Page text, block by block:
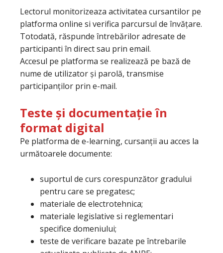
Lectorul monitorizeaza activitatea cursantilor pe
platforma online si verifica parcursul de învățare.
Totodată, răspunde întrebărilor adresate de
participanti în direct sau prin email.
Accesul pe platforma se realizează pe bază de
nume de utilizator și parolă, transmise
participanților prin e-mail.
Teste și documentație în
format digital
Pe platforma de e-learning, cursanții au acces la
următoarele documente:
suportul de curs corespunzător gradului
pentru care se pregatesc;
materiale de electrotehnica;
materiale legislative si reglementari
specifice domeniului;
teste de verificare bazate pe întrebarile